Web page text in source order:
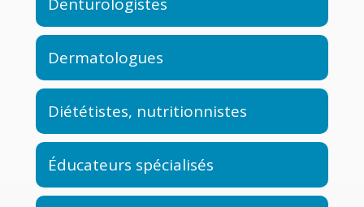
Dermatologues
Diététistes, nutritionnistes
Éducateurs spécialisés